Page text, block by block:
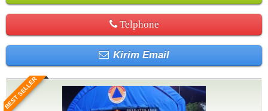
Telphone
Kirim Email
BEST SELLER